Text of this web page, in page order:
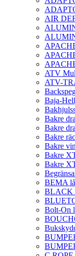
AIR
ATV
ATV-
Baja-
Bakre
Bakre
Bakre
Bakre
Bakre
Bakre
BEMA
BLACK
Bolt-On